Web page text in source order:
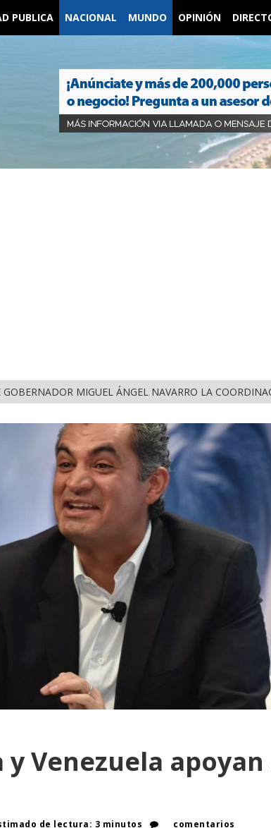
PUBLICA NACIONAL MUNDO OPINIÓN
GOBERNADOR MIGUEL ÁNGEL NAVARRO LA
Venezuela apoyan
de lectura: 3 minutos comentarios